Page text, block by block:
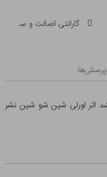
گارانتی اصالت و سلامت
پرسش‌ها
اثر اورلی شین شو شین نشر